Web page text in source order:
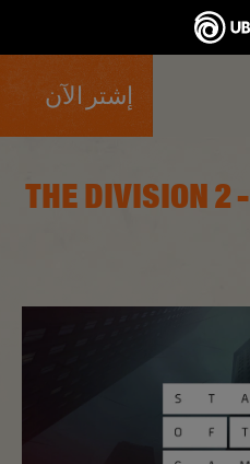
إشتر الآن
هذا الأسبوع في THE DIVISION 2 -